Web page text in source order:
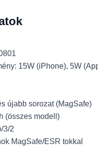
15W (iPhone), 5W
újabb sorozat (MagSafe)
(összes modell)
3/2
MagSafe/ESR tokkal